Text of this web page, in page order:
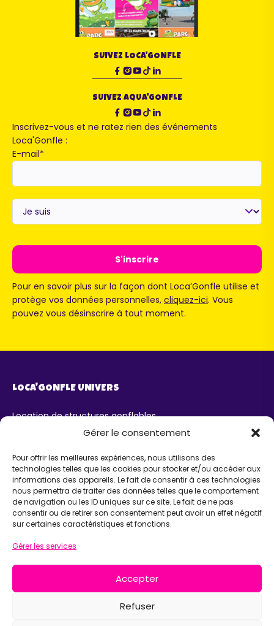
Gérer le consentement
Pour offrir les meilleures expériences, nous utilisons des
technologies telles que les cookies pour stocker et/ou accéder aux
informations des appareils. Le fait de consentir à ces technologies
nous permettra de traiter des données telles que le comportement
de navigation ou les ID uniques sur ce site. Le fait de ne pas
consentir ou de retirer son consentement peut avoir un effet négatif
sur certaines caractéristiques et fonctions.
Gérer les services
Accepter
Refuser
SUIVEZ LOCA'GONFLE
SUIVEZ AQUA'GONFLE
Inscrivez-vous et ne ratez rien des événements
Loca'Gonfle :
E-mail*
Je
suis*
Pour en savoir plus sur la façon dont Loca’Gonfle utilise et
protège vos données personnelles, cliquez-ici. Vous
pouvez vous désinscrire à tout moment.
LOCA'GONFLE UNIVERS
Location de structures gonflables
Parc Loca'Gonfle XXL Colmar
Karting ludo-éducatif
AIDE
Chatbot IA Maurice
Infos pratiques
INFORMATIONS
Loca'Gonfle Eurl Z.A RODOLPHE, 68840 PULVERSHEIM